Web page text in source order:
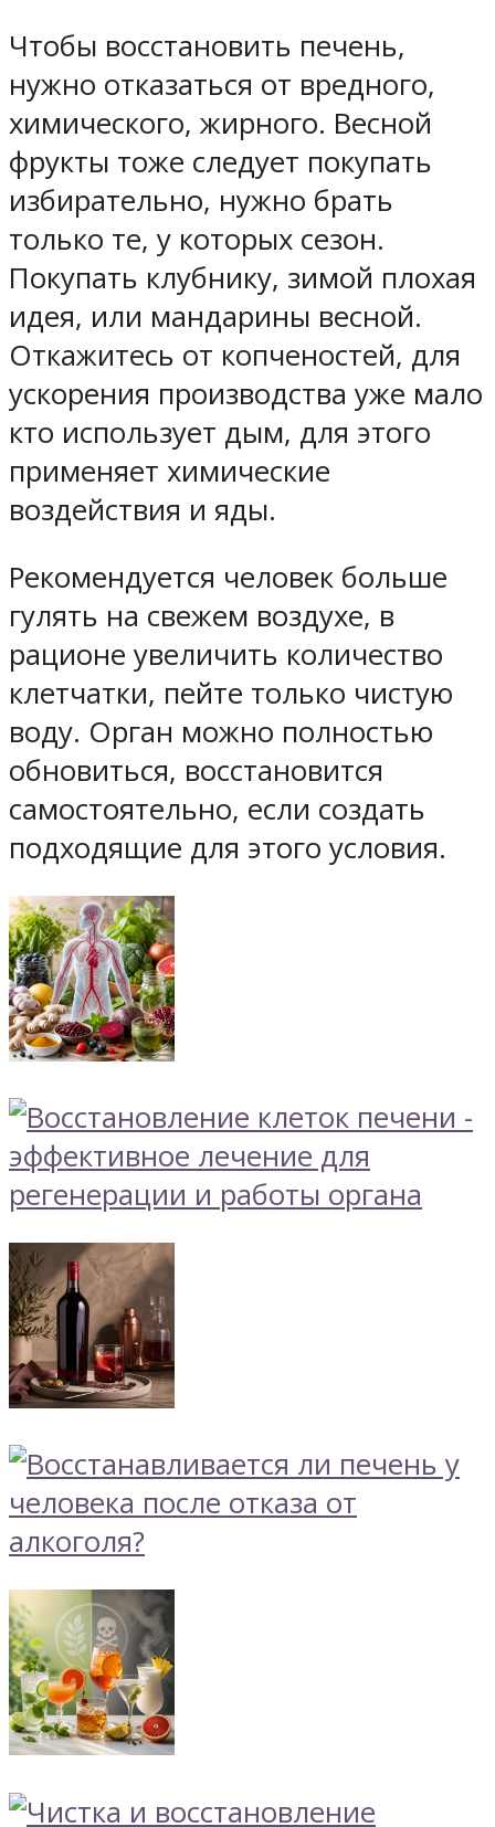
Чтобы восстановить печень,
нужно отказаться от вредного,
химического, жирного. Весной
фрукты тоже следует покупать
избирательно, нужно брать
только те, у которых сезон.
Покупать клубнику, зимой плохая
идея, или мандарины весной.
Откажитесь от копченостей, для
ускорения производства уже мало
кто использует дым, для этого
применяет химические
воздействия и яды.
Рекомендуется человек больше
гулять на свежем воздухе, в
рационе увеличить количество
клетчатки, пейте только чистую
воду. Орган можно полностью
обновиться, восстановится
самостоятельно, если создать
подходящие для этого условия.